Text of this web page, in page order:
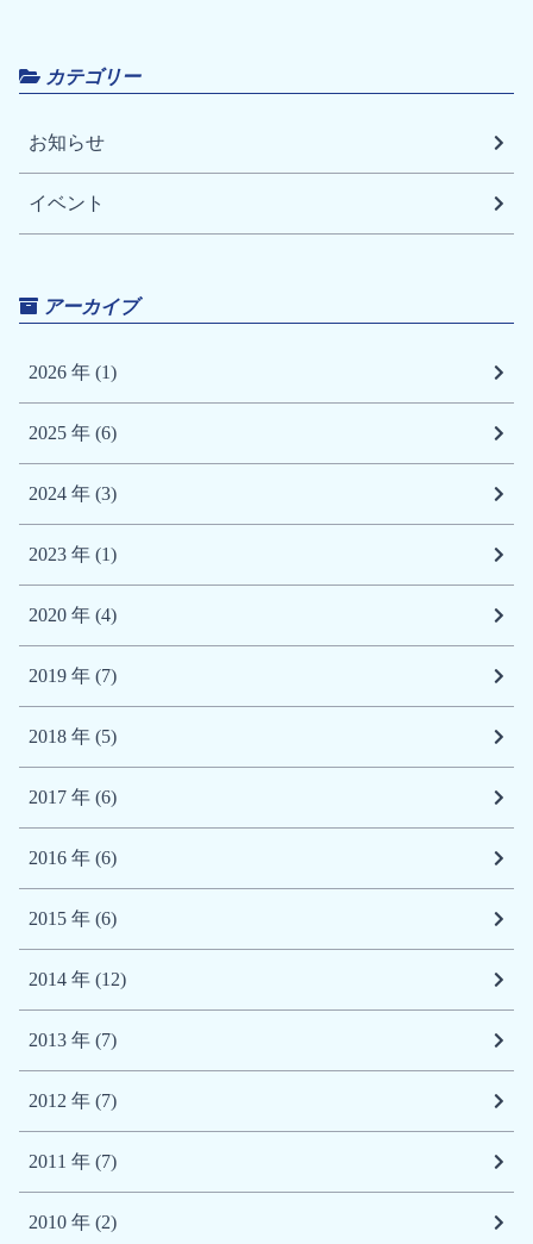
カテゴリー
お知らせ
イベント
アーカイブ
2026 年 (1)
2025 年 (6)
2024 年 (3)
2023 年 (1)
2020 年 (4)
2019 年 (7)
2018 年 (5)
2017 年 (6)
2016 年 (6)
2015 年 (6)
2014 年 (12)
2013 年 (7)
2012 年 (7)
2011 年 (7)
2010 年 (2)